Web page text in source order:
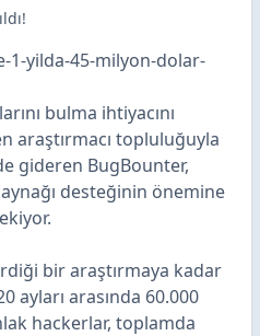
bulma ihtiyacını
araştırmacı topluluğuyla
gideren BugBounter,
desteğinin önemine
bir araştırmaya kadar
ayları arasında 60.000
hackerlar, toplamda